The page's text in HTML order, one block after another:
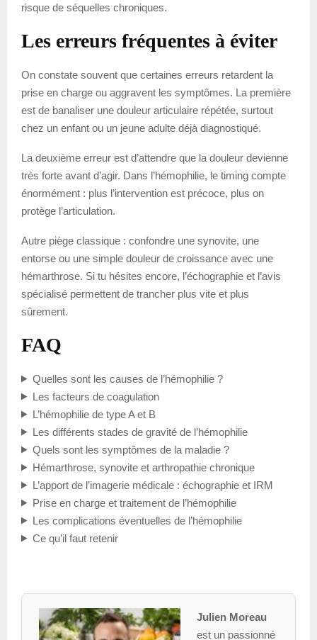
risque de séquelles chroniques.
Les erreurs fréquentes à éviter
On constate souvent que certaines erreurs retardent la
prise en charge ou aggravent les symptômes. La première
est de banaliser une douleur articulaire répétée, surtout
chez un enfant ou un jeune adulte déjà diagnostiqué.
La deuxième erreur est d’attendre que la douleur devienne
très forte avant d’agir. Dans l’hémophilie, le timing compte
énormément : plus l’intervention est précoce, plus on
protège l’articulation.
Autre piège classique : confondre une synovite, une
entorse ou une simple douleur de croissance avec une
hémarthrose. Si tu hésites encore, l’échographie et l’avis
spécialisé permettent de trancher plus vite et plus
sûrement.
FAQ
Quelles sont les causes de l’hémophilie ?
Les facteurs de coagulation
L’hémophilie de type A et B
Les différents stades de gravité de l’hémophilie
Quels sont les symptômes de la maladie ?
Hémarthrose, synovite et arthropathie chronique
L’apport de l’imagerie médicale : échographie et IRM
Prise en charge et traitement de l’hémophilie
Les complications éventuelles de l’hémophilie
Ce qu’il faut retenir
Julien Moreau
est un passionné